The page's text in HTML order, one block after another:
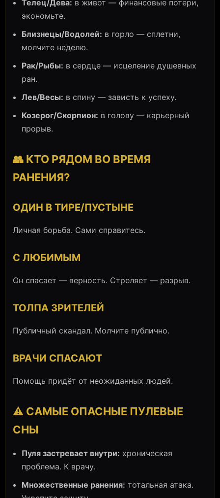
Телец/Дева: в живот — финансовые потери,
экономьте.
Близнецы/Водолей: в горло — сплетни,
молчите неделю.
Рак/Рыбы: в сердце — исцеление душевных
ран.
Лев/Весы: в спину — зависть к успеху.
Козерог/Скорпион: в голову — карьерный
прорыв.
👥 КТО РЯДОМ ВО ВРЕМЯ
РАНЕНИЯ?
ОДИН В ТИРЕ/ПУСТЫНЕ
Личная борьба. Сами справитесь.
С ЛЮБИМЫМ
Он спасает — верность. Стреляет — разрыв.
ТОЛПА ЗРИТЕЛЕЙ
Публичный скандал. Молчите публично.
ВРАЧИ СПАСАЮТ
Помощь придёт от неожиданных людей.
⚠️ САМЫЕ ОПАСНЫЕ ПУЛЕВЫЕ
СНЫ
Пуля застревает внутри: хроническая
проблема. К врачу.
Множественные ранения: тотальная атака.